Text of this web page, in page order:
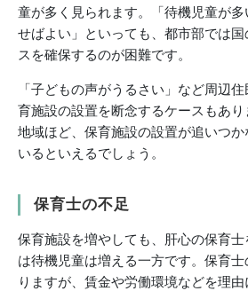
童が多く見られます。「待機児童が
せばよい」といっても、都市部では
スを確保するのが困難です。
「子どもの声がうるさい」など周辺
育施設の設置を断念するケースもあ
地域ほど、保育施設の設置が追いつ
いるといえるでしょう。
保育士の不足
保育施設を増やしても、肝心の保育
は待機児童は増える一方です。保育
りますが、賃金や労働環境などを理